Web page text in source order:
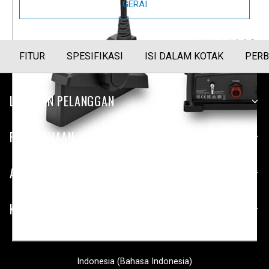
GERAI
FITUR SPESIFIKASI ISI DALAM KOTAK
LAYANAN PELANGGAN
PERUSAHAAN
APLIKASI
KEMITRAAN
Indonesia (Bahasa Indonesia)